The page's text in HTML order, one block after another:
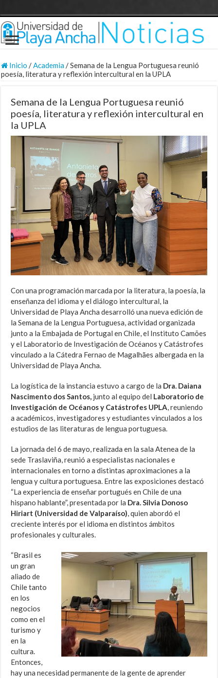
Inicio /Academia/Semana de la Lengua Portuguesa reunió
poesía, literatura y reflexión intercultural en la UPLA
Semana de la Lengua Portuguesa reunió
poesía, literatura y reflexión intercultural en
la UPLA
Con una programación marcada por la literatura, la poesía, la
enseñanza del idioma y el diálogo intercultural, la
Universidad de Playa Ancha desarrolló una nueva edición de
la Semana de la Lengua Portuguesa, actividad organizada
junto a la Embajada de Portugal en Chile, el Instituto Camões
y el Laboratorio de Investigación de Océanos y Catástrofes
vinculado a la Cátedra Fernao de Magalhães albergada en la
Universidad de Playa Ancha.
La logística de la instancia estuvo a cargo de la Dra. Daiana
Nascimento dos Santos, junto al equipo del Laboratorio de
Investigación de Océanos y Catástrofes UPLA, reuniendo
a académicos, investigadores y estudiantes vinculados a los
estudios de las literaturas de lengua portuguesa.
La jornada del 6 de mayo, realizada en la sala Atenea de la
sede Traslaviña, reunió a especialistas nacionales e
internacionales en torno a distintas aproximaciones a la
lengua y cultura portuguesa. Entre las exposiciones destacó
“La experiencia de enseñar portugués en Chile de una
hispano hablante”, presentada por la Dra. Silvia Donoso
Hiriart (Universidad de Valparaíso), quien abordó el
creciente interés por el idioma en distintos ámbitos
profesionales y culturales.
“Brasil es
un gran
aliado de
Chile tanto
en los
negocios
como en el
turismo y
en la
cultura.
Entonces,
hay una necesidad permanente de la gente de aprender